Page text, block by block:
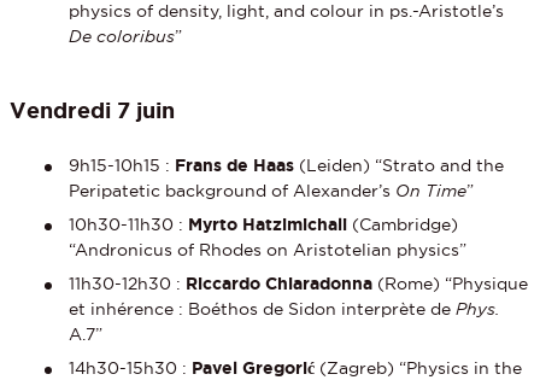
physics of density, light, and colour in ps.-Aristotle’s
De coloribus”
Vendredi 7 juin
9h15-10h15 : Frans de Haas (Leiden) “Strato and the
Peripatetic background of Alexander’s On Time”
10h30-11h30 : Myrto Hatzimichali (Cambridge)
“Andronicus of Rhodes on Aristotelian physics”
11h30-12h30 : Riccardo Chiaradonna (Rome) “Physique
et inhérence : Boéthos de Sidon interprète dePhys.
A.7”
14h30-15h30 : Pavel Gregorić (Zagreb) “Physics in the